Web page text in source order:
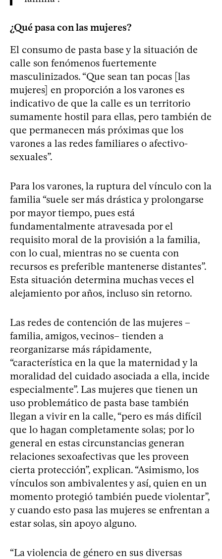
¿Qué pasa con las mujeres?
El consumo de pasta base y la situación de
calle son fenómenos fuertemente
masculinizados. “Que sean tan pocas [las
mujeres] en proporción a los varones es
indicativo de que la calle es un territorio
sumamente hostil para ellas, pero también de
que permanecen más próximas que los
varones a las redes familiares o afectivo-
sexuales”.
Para los varones, la ruptura del vínculo con la
familia “suele ser más drástica y prolongarse
por mayor tiempo, pues está
fundamentalmente atravesada por el
requisito moral de la provisión a la familia,
con lo cual, mientras no se cuenta con
recursos es preferible mantenerse distantes”.
Esta situación determina muchas veces el
alejamiento por años, incluso sin retorno.
Las redes de contención de las mujeres –
familia, amigos, vecinos– tienden a
reorganizarse más rápidamente,
“característica en la que la maternidad y la
moralidad del cuidado asociada a ella, incide
especialmente”. Las mujeres que tienen un
uso problemático de pasta base también
llegan a vivir en la calle, “pero es más difícil
que lo hagan completamente solas; por lo
general en estas circunstancias generan
relaciones sexoafectivas que les proveen
cierta protección”, explican. “Asimismo, los
vínculos son ambivalentes y así, quien en un
momento protegió también puede violentar”,
y cuando esto pasa las mujeres se enfrentan a
estar solas, sin apoyo alguno.
“La violencia de género en sus diversas